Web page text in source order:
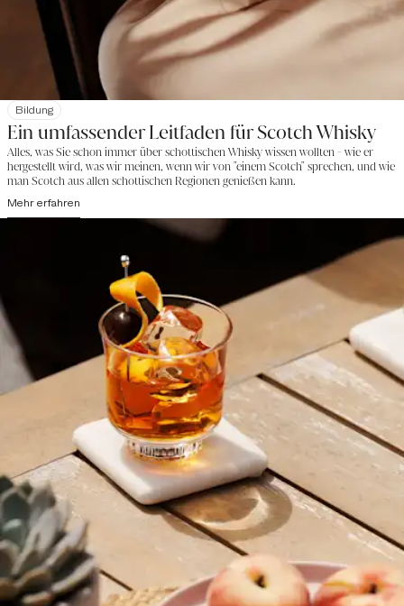
Bildung
Ein umfassender Leitfaden für Scotch Whisky
Alles, was Sie schon immer über schottischen Whisky wissen wollten - wie er
hergestellt wird, was wir meinen, wenn wir von "einem Scotch" sprechen, und wie
man Scotch aus allen schottischen Regionen genießen kann.
Mehr erfahren